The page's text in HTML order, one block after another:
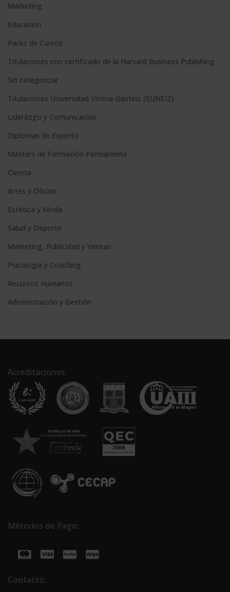
i
v
e
Marketing
Educación
Packs de Cursos
Titulaciones con certificado de la Harvard Business Publishing
Sin categorizar
Titulaciones Universidad Vitoria-Gasteiz (EUNEIZ)
Liderazgo y Comunicación
Diplomas de Experto
Másters de Formación Permanente
Ciencia
Artes y Oficios
Estética y Moda
Salud y Deporte
Marketing, Publicidad y Ventas
Psicología y Coaching
Recursos Humanos
Administración y Gestión
Acreditaciones:
Métodos de Pago:
Contacto: